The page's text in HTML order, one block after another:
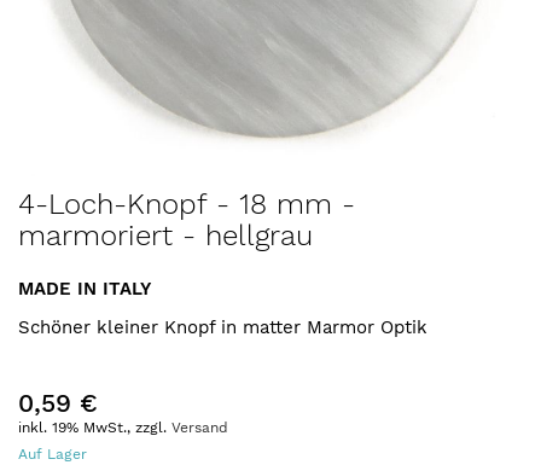
Anfang
der
springen
4-Loch-Knopf - 18 mm -
marmoriert - hellgrau
MADE IN ITALY
Schöner kleiner Knopf in matter Marmor Optik
0,59 €
inkl. 19% MwSt., zzgl. Versand
Auf Lager